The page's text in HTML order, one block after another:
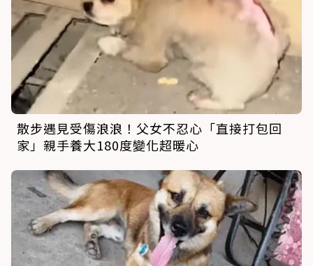
散步遇見受傷浪浪！父女不忍心「直接打包回
家」親手養大180度變化超暖心